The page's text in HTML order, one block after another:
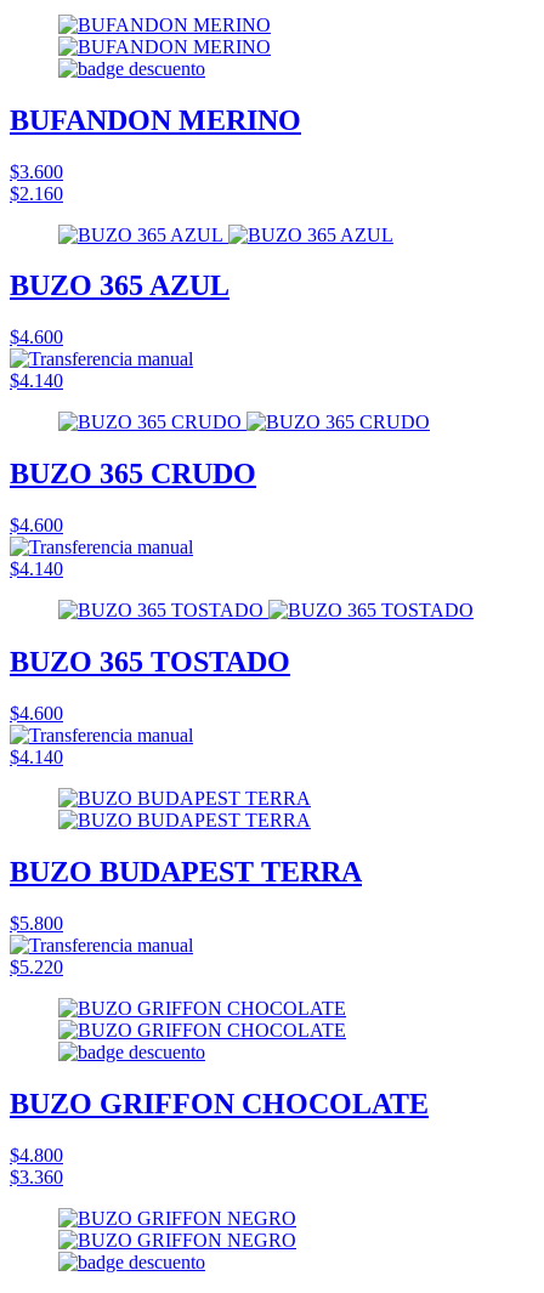
BUFANDON MERINO
$3.600
$2.160
BUZO 365 AZUL
$4.600
$4.140
BUZO 365 CRUDO
$4.600
$4.140
BUZO 365 TOSTADO
$4.600
$4.140
BUZO BUDAPEST TERRA
$5.800
$5.220
BUZO GRIFFON CHOCOLATE
$4.800
$3.360